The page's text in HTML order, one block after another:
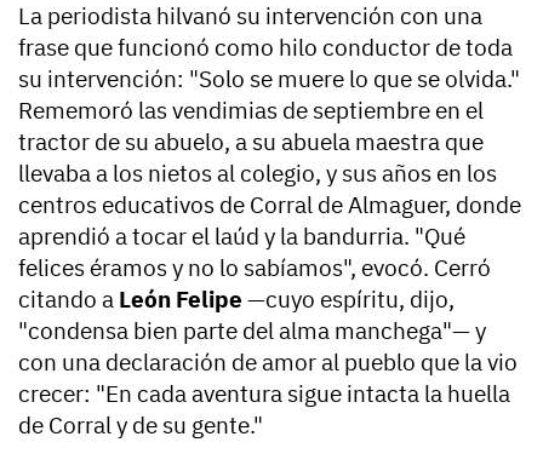
La periodista hilvanó su intervención con una
frase que funcionó como hilo conductor de toda
su intervención: "Solo se muere lo que se olvida."
Rememoró las vendimias de septiembre en el
tractor de su abuelo, a su abuela maestra que
llevaba a los nietos al colegio, y sus años en los
centros educativos de Corral de Almaguer, donde
aprendió a tocar el laúd y la bandurria. "Qué
felices éramos y no lo sabíamos", evocó. Cerró
citando a León Felipe —cuyo espíritu, dijo,
"condensa bien parte del alma manchega"— y
con una declaración de amor al pueblo que la vio
crecer: "En cada aventura sigue intacta la huella
de Corral y de su gente."